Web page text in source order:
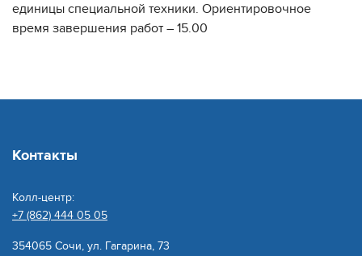
единицы специальной техники. Ориентировочное
время завершения работ – 15.00
Контакты
Колл-центр:
+7 (862) 444 05 05
354065 Сочи, ул. Гагарина, 73